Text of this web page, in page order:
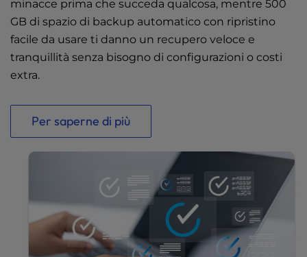
minacce prima che succeda qualcosa, mentre 500
GB di spazio di backup automatico con ripristino
facile da usare ti danno un recupero veloce e
tranquillità senza bisogno di configurazioni o costi
extra.
Per saperne di più